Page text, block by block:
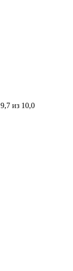
9,7 из 10,0